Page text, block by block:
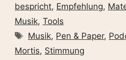
bespricht, Empfehlung,
Musik, Tools
Schlagwörter
Musik, Pen & Paper,
Mortis, Stimmung